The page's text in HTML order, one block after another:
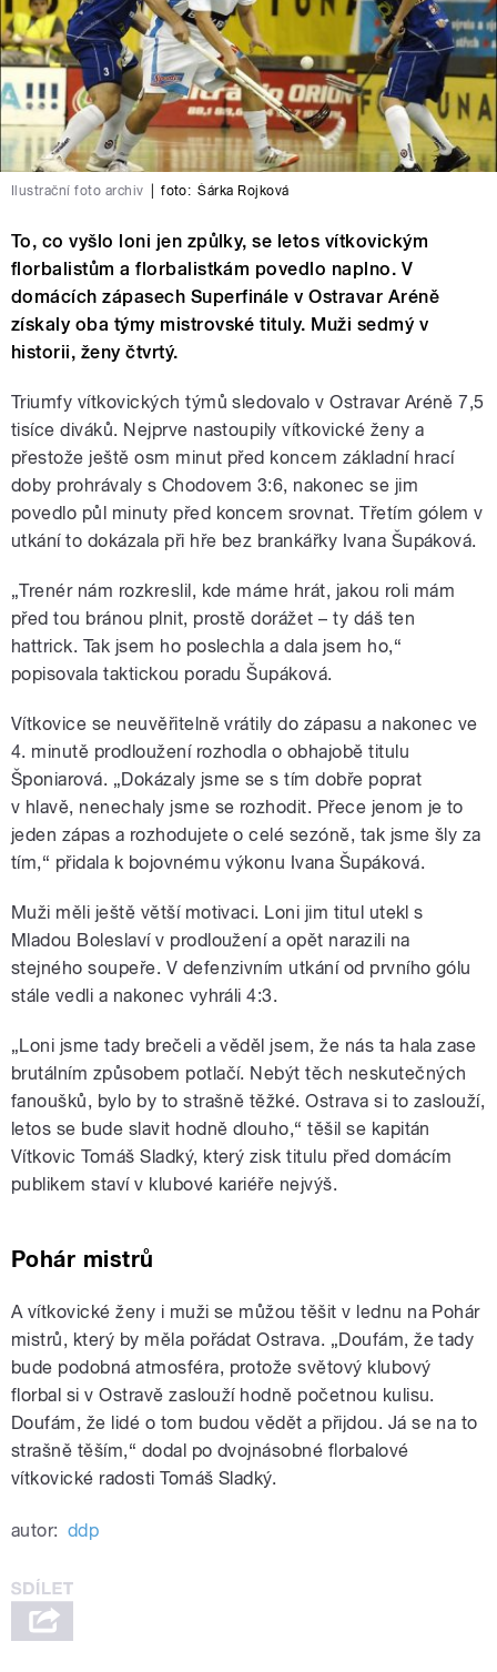
Ilustrační foto archiv foto: Šárka Rojková
To, co vyšlo loni jen způlky, se letos vítkovickým
florbalistům a florbalistkám povedlo naplno. V
domácích zápasech Superfinále v Ostravar Aréně
získaly oba týmy mistrovské tituly. Muži sedmý v
historii, ženy čtvrtý.
Triumfy vítkovických týmů sledovalo v Ostravar Aréně 7,5
tisíce diváků. Nejprve nastoupily vítkovické ženy a
přestože ještě osm minut před koncem základní hrací
doby prohrávaly s Chodovem 3:6, nakonec se jim
povedlo půl minuty před koncem srovnat. Třetím gólem v
utkání to dokázala při hře bez brankářky Ivana Šupáková.
„Trenér nám rozkreslil, kde máme hrát, jakou roli mám
před tou bránou plnit, prostě dorážet – ty dáš ten
hattrick. Tak jsem ho poslechla a dala jsem ho,“
popisovala taktickou poradu Šupáková.
Vítkovice se neuvěřitelně vrátily do zápasu a nakonec ve
4. minutě prodloužení rozhodla o obhajobě titulu
Šponiarová. „Dokázaly jsme se s tím dobře poprat
v hlavě, nenechaly jsme se rozhodit. Přece jenom je to
jeden zápas a rozhodujete o celé sezóně, tak jsme šly za
tím,“ přidala k bojovnému výkonu Ivana Šupáková.
Muži měli ještě větší motivaci. Loni jim titul utekl s
Mladou Boleslaví v prodloužení a opět narazili na
stejného soupeře. V defenzivním utkání od prvního gólu
stále vedli a nakonec vyhráli 4:3.
„Loni jsme tady brečeli a věděl jsem, že nás ta hala zase
brutálním způsobem potlačí. Nebýt těch neskutečných
fanoušků, bylo by to strašně těžké. Ostrava si to zaslouží,
letos se bude slavit hodně dlouho,“ těšil se kapitán
Vítkovic Tomáš Sladký, který zisk titulu před domácím
publikem staví v klubové kariéře nejvýš.
Pohár mistrů
A vítkovické ženy i muži se můžou těšit v lednu na Pohár
mistrů, který by měla pořádat Ostrava. „Doufám, že tady
bude podobná atmosféra, protože světový klubový
florbal si v Ostravě zaslouží hodně početnou kulisu.
Doufám, že lidé o tom budou vědět a přijdou. Já se na to
strašně těším,“ dodal po dvojnásobné florbalové
vítkovické radosti Tomáš Sladký.
autor: ddp